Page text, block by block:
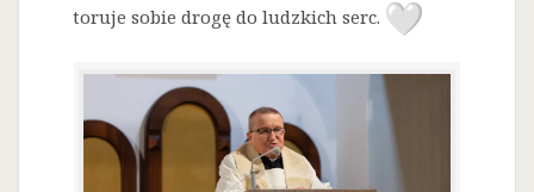
toruje sobie drogę do ludzkich serc.